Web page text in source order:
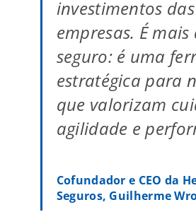
investimentos das
empresas. É
seguro: é uma
estratégica para
que valorizam
agilidade e
Cofundador e CEO da
Seguros, Guilherme